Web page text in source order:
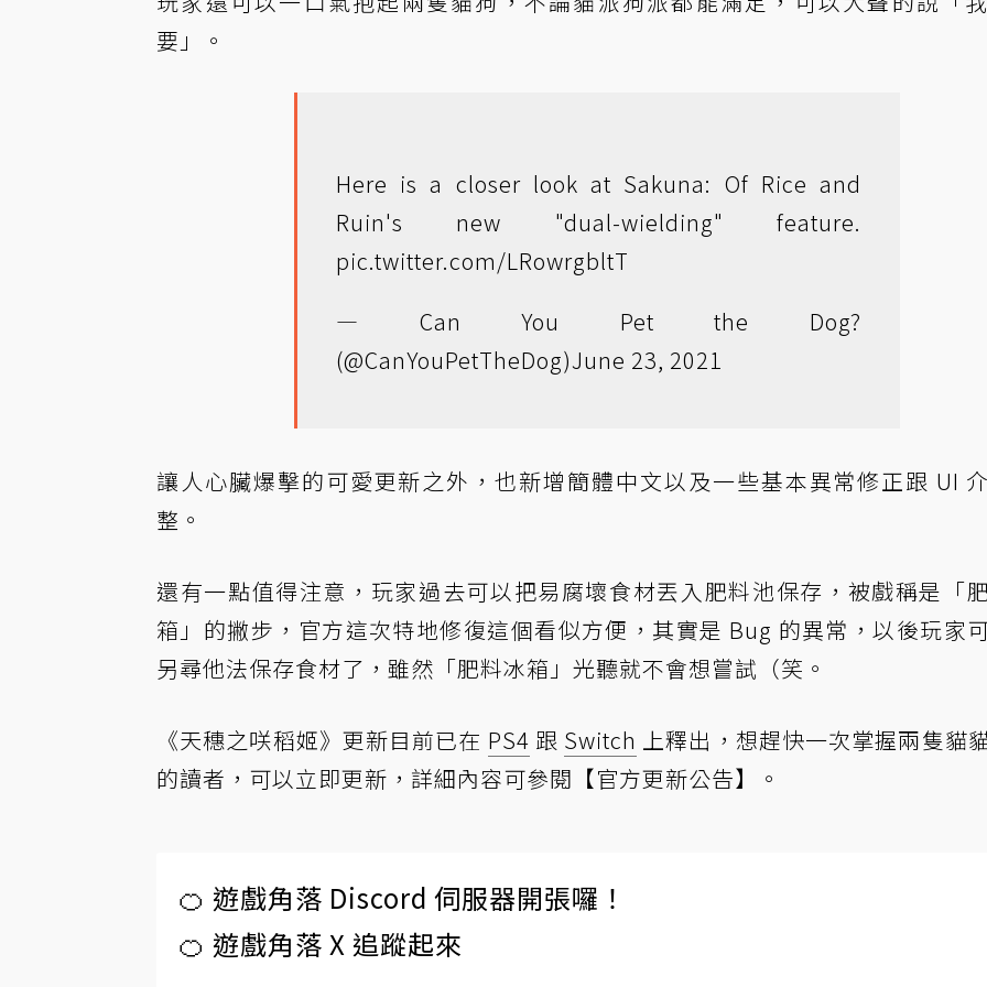
要」。
Here is a closer look at Sakuna: Of Rice and
Ruin's new "dual-wielding" feature.
pic.twitter.com/LRowrgbltT
— Can You Pet the Dog?
(@CanYouPetTheDog)June 23, 2021
讓人心臟爆擊的可愛更新之外，也新增簡體中文以及一些基本異常修正跟 UI
整。
還有一點值得注意，玩家過去可以把易腐壞食材丟入肥料池保存，被戲稱是「
箱」的撇步，官方這次特地修復這個看似方便，其實是 Bug 的異常，以後玩家
另尋他法保存食材了，雖然「肥料冰箱」光聽就不會想嘗試（笑。
《天穗之咲稻姬》更新目前已在 PS4 跟 Switch 上釋出，想趕快一次掌握兩隻貓
的讀者，可以立即更新，詳細內容可參閱 【官方更新公告】 。
🍊 遊戲角落 Discord 伺服器開張囉！
🍊 遊戲角落 X 追蹤起來